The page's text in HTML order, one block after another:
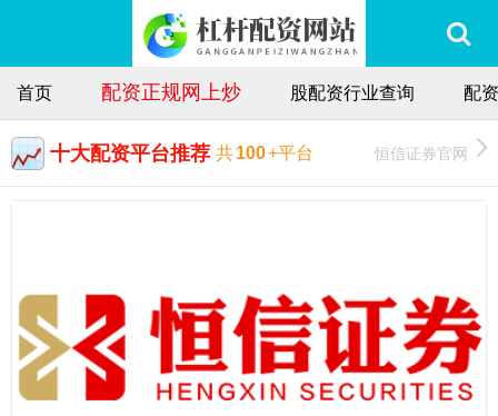
首页 配资正规网上炒 股配资行业查询 配
十大配资平台推荐 共100+平台 恒信证券官网